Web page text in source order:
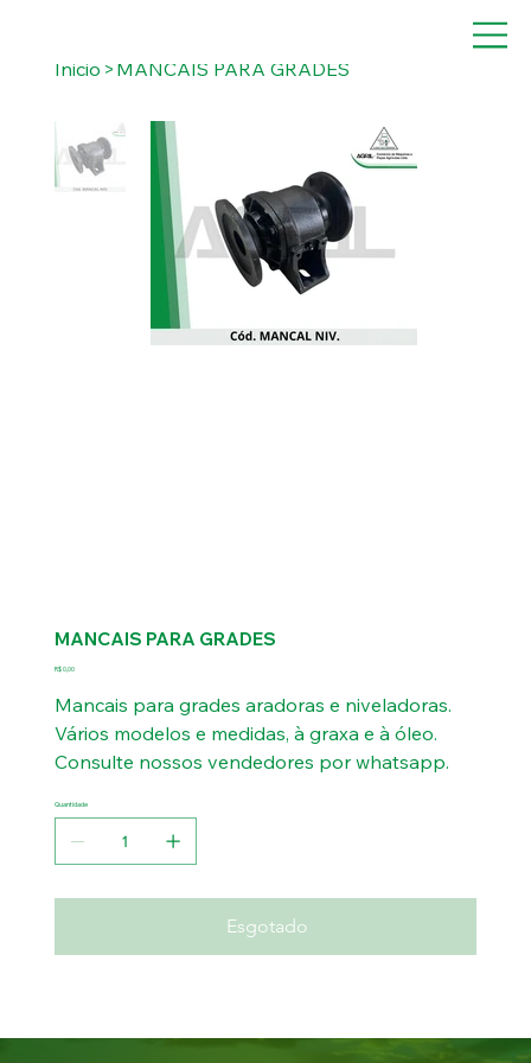
Inicio > MANCAIS PARA GRADES
MANCAIS PARA GRADES
Preço
R$ 0,00
Mancais para grades aradoras e niveladoras.
Vários modelos e medidas, à graxa e à óleo.
Consulte nossos vendedores por whatsapp.
Quantidade
Esgotado